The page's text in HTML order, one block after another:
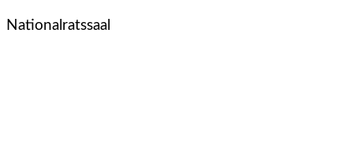
Nationalratssaal